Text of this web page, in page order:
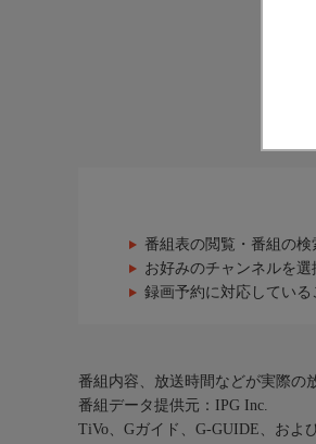
番組表の閲覧・番組の
お好みのチャンネルを
録画予約に対応してい
番組内容、放送時間などが実際の
番組データ提供元：IPG Inc.
TiVo、Gガイド、G-GUIDE、およ